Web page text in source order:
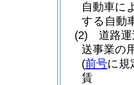
自動車に
する自動
(2)
道路
送事業の
(前号に規
賃